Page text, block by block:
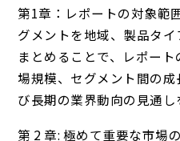
第1章：レポートの対象範
グメントを地域、製品タ
まとめることで、レポー
場規模、セグメント間の
び長期の業界動向の見通し
第 2 章: 極めて重要な市場